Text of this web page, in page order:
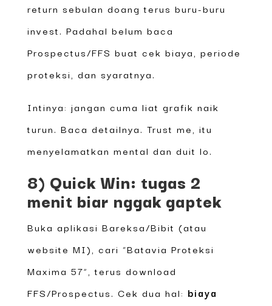
return sebulan doang terus buru-buru
invest. Padahal belum baca
Prospectus/FFS buat cek biaya, periode
proteksi, dan syaratnya.
Intinya: jangan cuma liat grafik naik
turun. Baca detailnya. Trust me, itu
menyelamatkan mental dan duit lo.
8) Quick Win: tugas 2
menit biar nggak gaptek
Buka aplikasi Bareksa/Bibit (atau
website MI), cari “Batavia Proteksi
Maxima 57”, terus download
FFS/Prospectus. Cek dua hal: biaya